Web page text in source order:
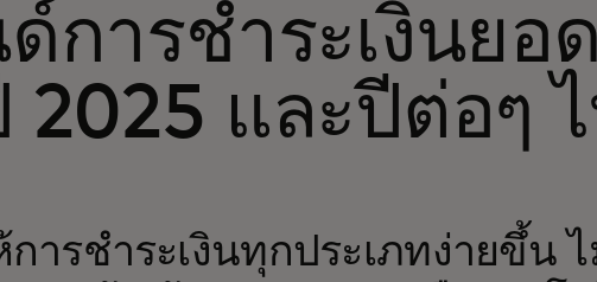
ด์การชำระเงินยอ
2025 และปีต่อๆ
ารชำระเงินทุกประเภทง่ายขึ้น ไ